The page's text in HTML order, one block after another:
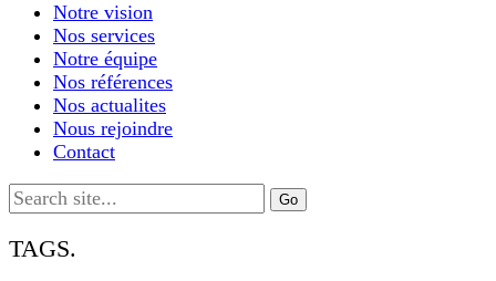
Notre vision
Nos services
Notre équipe
Nos références
Nos actualites
Nous rejoindre
Contact
Search
for:
TAGS.